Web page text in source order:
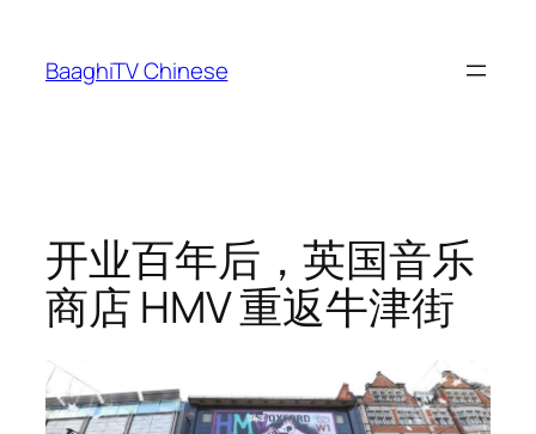
content
BaaghiTV Chinese
开业百年后，英国音乐
商店 HMV 重返牛津街